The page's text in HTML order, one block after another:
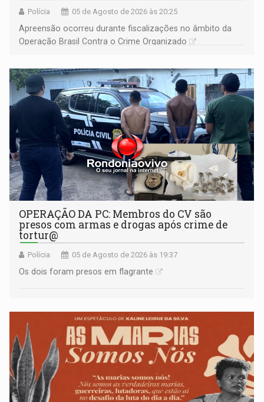
Polícia 05 de Agosto de 2026 às 20:25
Apreensão ocorreu durante fiscalizações no âmbito da
Operação Brasil Contra o Crime Organizado
OPERAÇÃO DA PC: Membros do CV são
presos com armas e drogas após crime de
tortur@
Polícia 05 de Agosto de 2026 às 19:37
Os dois foram presos em flagrante